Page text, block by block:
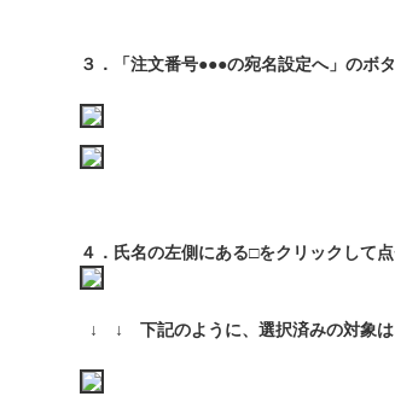
３．「注文番号●●●の宛名設定へ」のボ
４．氏名の左側にある□をクリックして
↓ ↓ 下記のように、選択済みの対象は